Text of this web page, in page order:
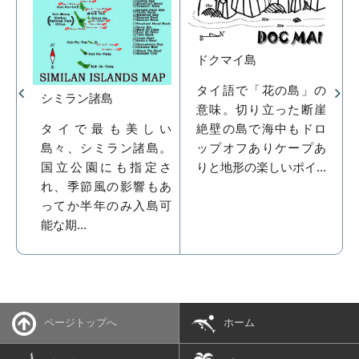
ドクマイ島
タイ語で「花の島」の
意味。切り立った断崖
絶壁の島で海中もドロ
ップオフありケープあ
りと地形の楽しいポイ...
シミラン諸島
タイで最も美しい
島々、シミラン諸島。
国立公園にも指定さ
れ、季節風の影響もあ
ってか半年のみ入島可
能な期...
ページトップへ ホーム